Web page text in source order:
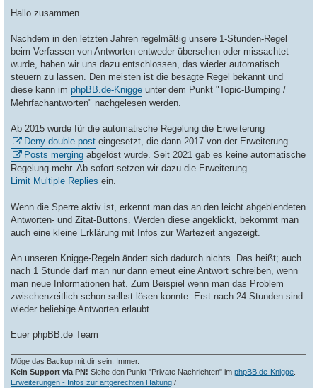
i
a
Hallo zusammen
Nachdem in den letzten Jahren regelmäßig unsere 1-Stunden-Regel
beim Verfassen von Antworten entweder übersehen oder missachtet
wurde, haben wir uns dazu entschlossen, das wieder automatisch
steuern zu lassen. Den meisten ist die besagte Regel bekannt und
diese kann im phpBB.de-Knigge unter dem Punkt "Topic-Bumping /
Mehrfachantworten" nachgelesen werden.
Ab 2015 wurde für die automatische Regelung die Erweiterung
Deny double post eingesetzt, die dann 2017 von der Erweiterung
Posts merging abgelöst wurde. Seit 2021 gab es keine automatische
Regelung mehr. Ab sofort setzen wir dazu die Erweiterung
Limit Multiple Replies ein.
Wenn die Sperre aktiv ist, erkennt man das an den leicht abgeblendeten
Antworten- und Zitat-Buttons. Werden diese angeklickt, bekommt man
auch eine kleine Erklärung mit Infos zur Wartezeit angezeigt.
An unseren Knigge-Regeln ändert sich dadurch nichts. Das heißt; auch
nach 1 Stunde darf man nur dann erneut eine Antwort schreiben, wenn
man neue Informationen hat. Zum Beispiel wenn man das Problem
zwischenzeitlich schon selbst lösen konnte. Erst nach 24 Stunden sind
wieder beliebige Antworten erlaubt.
Euer phpBB.de Team
Möge das Backup mit dir sein. Immer.
Kein Support via PN! Siehe den Punkt "Private Nachrichten" im phpBB.de-Knigge
Erweiterungen - Infos zur artgerechten Haltung /